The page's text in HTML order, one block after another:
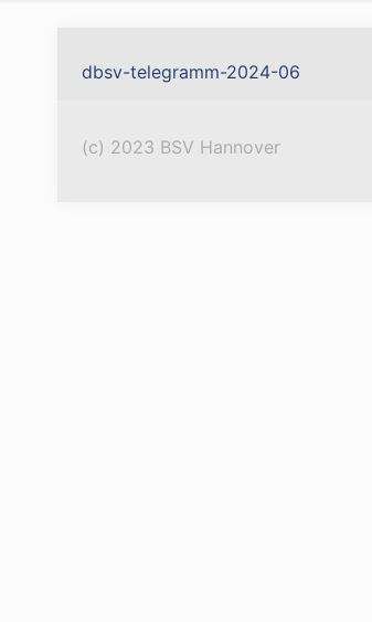
dbsv-telegramm-2024-06
(c) 2023 BSV Hannover